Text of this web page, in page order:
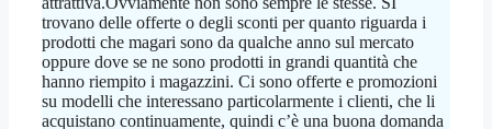
trovano delle offerte o degli sconti per quanto riguarda i
prodotti che magari sono da qualche anno sul mercato
oppure dove se ne sono prodotti in grandi quantità che
hanno riempito i magazzini. Ci sono offerte e promozioni
su modelli che interessano particolarmente i clienti, che li
acquistano continuamente, quindi c’è una buona domanda